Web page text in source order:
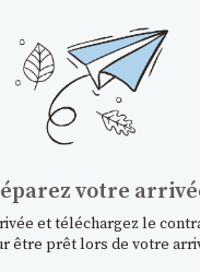
votre
et téléchargez le
être prêt lors de votre